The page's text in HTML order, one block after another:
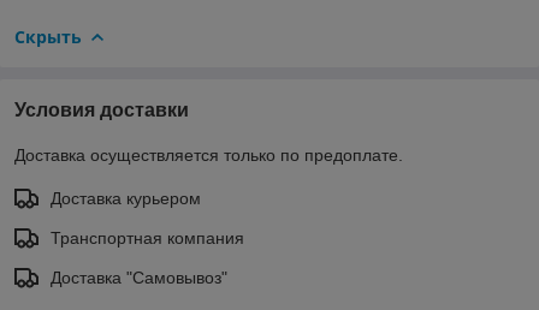
Скрыть
Условия доставки
Доставка осуществляется только по предоплате.
Доставка курьером
Транспортная компания
Доставка "Самовывоз"